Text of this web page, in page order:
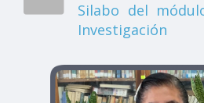
Silabo del
Investigación